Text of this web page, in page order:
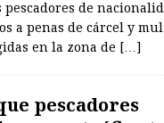
de
a penas de cárcel y
en la zona de […]
pescadores